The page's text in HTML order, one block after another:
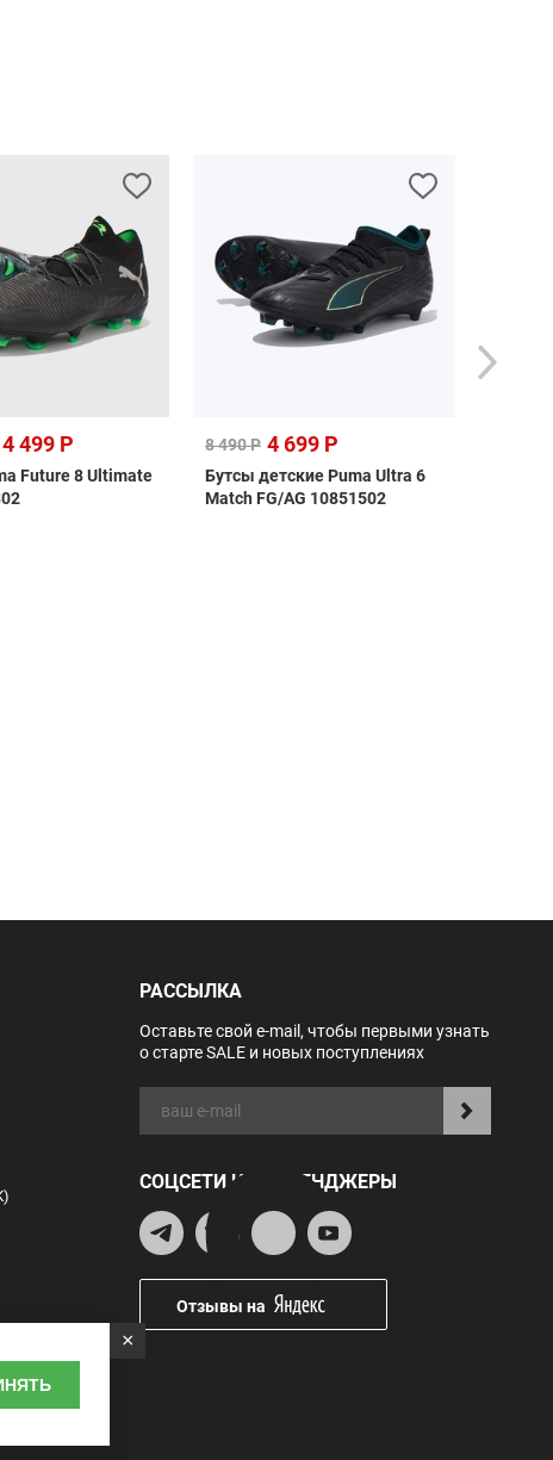
499 Р
Future 8 Ultimate
8 490 Р 4 699 Р
Бутсы детские Puma Ultra 6
Match FG/AG 10851502
РАССЫЛКА
Оставьте свой e-mail, чтобы первыми узнать
о старте SALE и новых поступлениях
СОЦСЕТИ И МЕССЕНДЖЕРЫ
Отзывы на
×